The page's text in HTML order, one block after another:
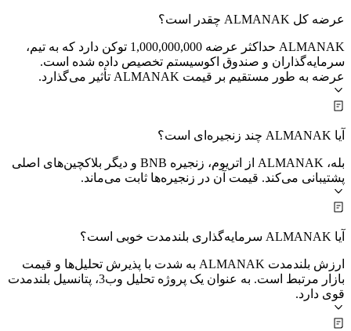
عرضه کل ALMANAK چقدر است؟
ALMANAK حداکثر عرضه 1,000,000,000 توکن دارد که به تیم،
سرمایه‌گذاران و صندوق اکوسیستم تخصیص داده شده است.
عرضه به طور مستقیم بر قیمت ALMANAK تأثیر می‌گذارد.
آیا ALMANAK چند زنجیره‌ای است؟
بله، ALMANAK از اتریوم، زنجیره BNB و دیگر بلاکچین‌های اصلی
پشتیبانی می‌کند. قیمت آن در زنجیره‌ها ثابت می‌ماند.
آیا ALMANAK سرمایه‌گذاری بلندمدت خوبی است؟
ارزش بلندمدت ALMANAK به شدت با پذیرش تحلیل‌ها و قیمت
بازار مرتبط است. به عنوان یک پروژه تحلیل وب3، پتانسیل بلندمدت
قوی دارد.